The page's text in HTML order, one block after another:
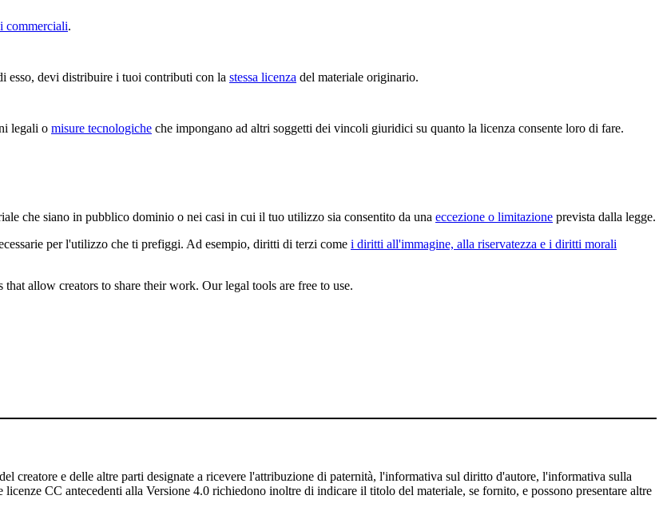
commerciali.
devi distribuire i tuoi contributi con la stessa licenza del materiale originario.
legali o misure tecnologiche che impongano ad altri soggetti dei vincoli giuridici su quanto la licenza consente loro di fare.
che siano in pubblico dominio o nei casi in cui il tuo utilizzo sia consentito da una eccezione o limitazione prevista dalla legge.
per l'utilizzo che ti prefiggi. Ad esempio, diritti di terzi come i diritti all'immagine, alla riservatezza e i diritti morali
allow creators to share their work. Our legal tools are free to use.
creatore e delle altre parti designate a ricevere l'attribuzione di paternità, l'informativa sul diritto d'autore, l'informativa sulla
CC antecedenti alla Versione 4.0 richiedono inoltre di indicare il titolo del materiale, se fornito, e possono presentare altre